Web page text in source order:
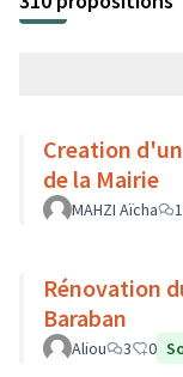
Creation
de la Mairie
MAHZI Aïcha 1
Rénovation
Baraban
Aliou 3 0